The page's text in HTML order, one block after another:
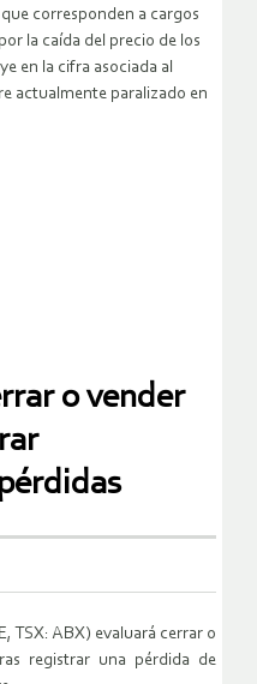
corresponden a cargos
la caída del precio de los
en la cifra asociada al
actualmente paralizado en
o vender
TSX: ABX) evaluará cerrar o
registrar una pérdida de